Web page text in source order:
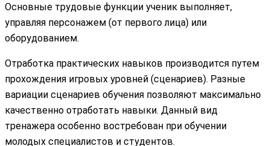
Основные трудовые функции ученик выполняет,
управляя персонажем (от первого лица) или
оборудованием.
Отработка практических навыков производится путем
прохождения игровых уровней (сценариев). Разные
вариации сценариев обучения позволяют максимально
качественно отработать навыки. Данный вид
тренажера особенно востребован при обучении
молодых специалистов и студентов.